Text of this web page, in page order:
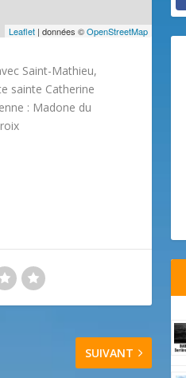
Leaflet | données ©OpenStreetMap
Saint-Mathieu,
sainte Catherine
: Madone du
SUIVANT